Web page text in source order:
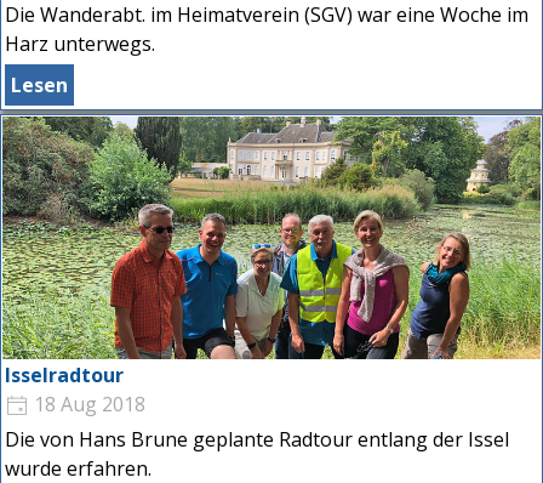
Die Wanderabt. im Heimatverein (SGV) war eine Woche im
Harz unterwegs.
Lesen
Isselradtour
18 Aug 2018
Die von Hans Brune geplante Radtour entlang der Issel
wurde erfahren.